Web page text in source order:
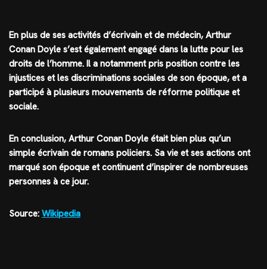
En plus de ses activités d’écrivain et de médecin, Arthur
Conan Doyle s’est également engagé dans la lutte pour les
droits de l’homme. Il a notamment pris position contre les
injustices et les discriminations sociales de son époque, et a
participé à plusieurs mouvements de réforme politique et
sociale.
En conclusion, Arthur Conan Doyle était bien plus qu’un
simple écrivain de romans policiers. Sa vie et ses actions ont
marqué son époque et continuent d’inspirer de nombreuses
personnes à ce jour.
Source: Wikipedia